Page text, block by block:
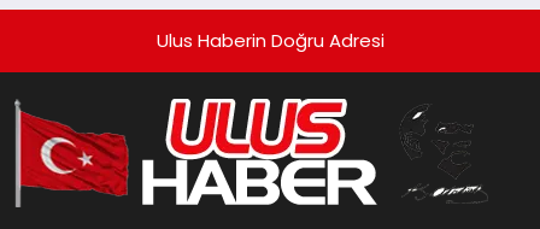
Ulus Haberin Doğru Adresi